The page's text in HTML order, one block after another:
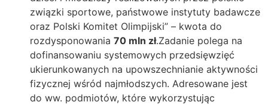
związki sportowe, państwowe instytuty badawcze
oraz Polski Komitet Olimpijski” – kwota do
rozdysponowania 70 mln zł.Zadanie polega na
dofinansowaniu systemowych przedsięwzięć
ukierunkowanych na upowszechnianie aktywności
fizycznej wśród najmłodszych. Adresowane jest
do ww. podmiotów, które wykorzystując